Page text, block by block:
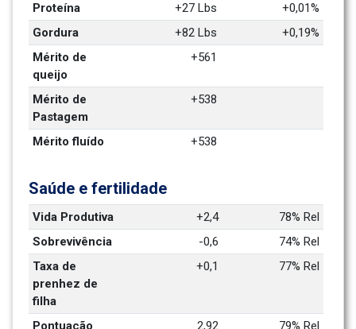
Proteína
+27 Lbs
+0,01%
Gordura
+82 Lbs
+0,19%
Mérito de
queijo
+561
Mérito de
Pastagem
+538
Mérito fluído +538
Saúde e fertilidade
Vida Produtiva +2,4
78% Rel
Sobrevivência
-0,6
74% Rel
Taxa de
prenhez de
filha
+0,1 77% Rel
Pontuação 2,92 79% Rel